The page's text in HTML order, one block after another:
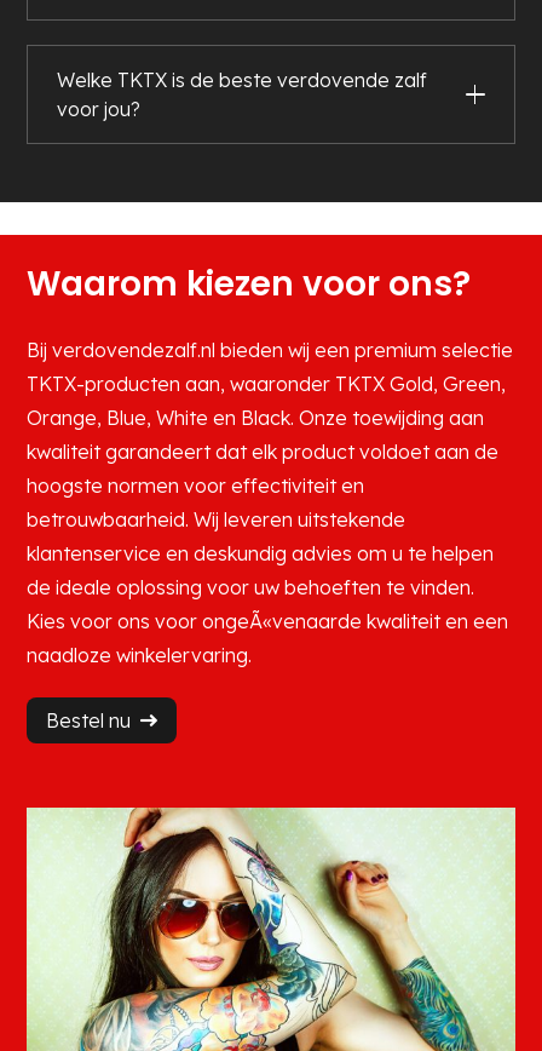
Welke TKTX is de beste verdovende zalf
voor jou?
Waarom kiezen voor ons?
Bij verdovendezalf.nl bieden wij een premium selectie
TKTX-producten aan, waaronder TKTX Gold, Green,
Orange, Blue, White en Black. Onze toewijding aan
kwaliteit garandeert dat elk product voldoet aan de
hoogste normen voor effectiviteit en
betrouwbaarheid. Wij leveren uitstekende
klantenservice en deskundig advies om u te helpen
de ideale oplossing voor uw behoeften te vinden.
Kies voor ons voor ongeÃ«venaarde kwaliteit en een
naadloze winkelervaring.
Bestel nu